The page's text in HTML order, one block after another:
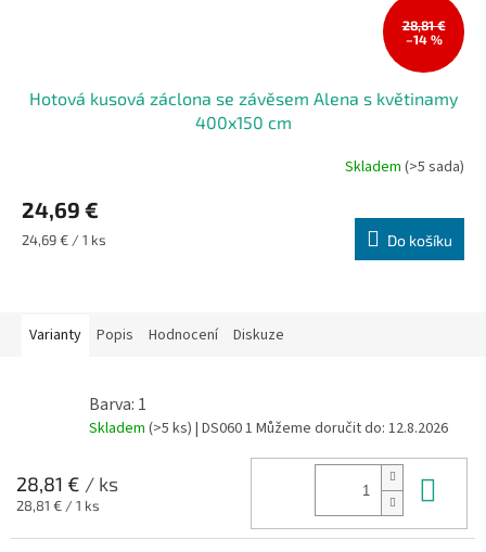
28,81 €
–14 %
Hotová kusová záclona se závěsem Alena s květinamy
400x150 cm
Skladem (>5 sada)
24,69 €
Měrná
24,69 € / 1 ks Do košíku
Varianty Popis Hodnocení Diskuze
Barva: 1
Skladem (>5 ks) | DS060 1 Můžeme doručit do: 12.8.2026
28,81 € / ks
Měrná
28,81 € / 1 ks